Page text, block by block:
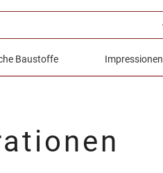
Baustoffe Impressionen